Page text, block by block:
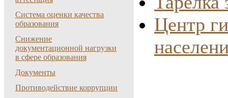
Система оценки качества
образования
Снижение
документационной нагрузки
в сфере образования
Документы
Противодействие коррупции
Центр